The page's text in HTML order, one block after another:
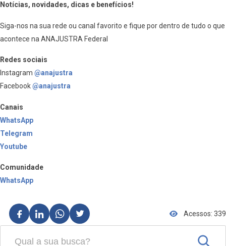
Notícias, novidades, dicas e benefícios!
Siga-nos na sua rede ou canal favorito e fique por dentro de tudo o que
acontece na ANAJUSTRA Federal
Redes sociais
Instagram @anajustra
Facebook@anajustra
Canais
WhatsApp
Telegram
Youtube
Comunidade
WhatsApp
Acessos: 339